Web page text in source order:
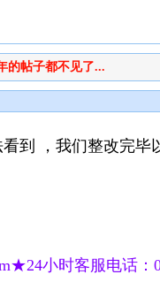
的帖子都不见了...
到 ，我们整改完毕
小时客服电话：